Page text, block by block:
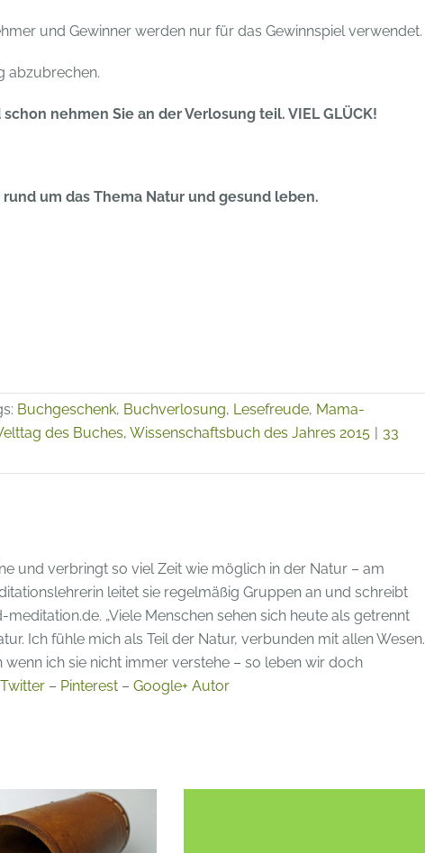
und Gewinner werden nur für das Gewinnspiel verwendet.
abzubrechen.
nehmen Sie an der Verlosung teil. VIEL GLÜCK!
um das Thema Natur und gesund leben.
Buchgeschenk, Buchverlosung, Lesefreude, Mama-
des Buches, Wissenschaftsbuch des Jahres 2015 | 33
und verbringt so viel Zeit wie möglich in der Natur – am
leitet sie regelmäßig Gruppen an und schreibt
„Viele Menschen sehen sich heute als getrennt
Ich fühle mich als Teil der Natur, verbunden mit allen Wesen.
ich sie nicht immer verstehe – so leben wir doch
Twitter – Pinterest – Google+ Autor